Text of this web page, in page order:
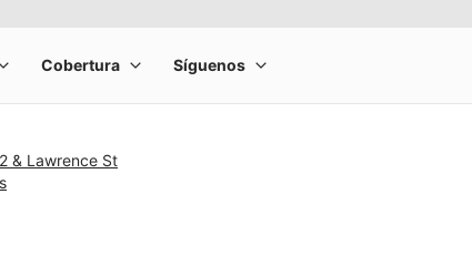
& Lawrence St